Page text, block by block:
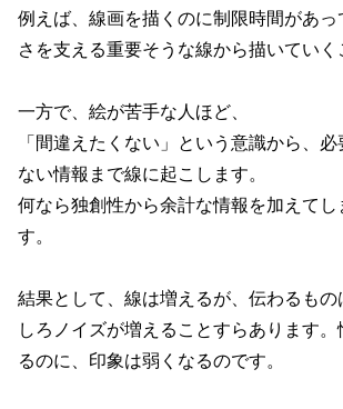
例えば、線画を描くのに制限時間があっ
さを支える重要そうな線から描いていく
一方で、絵が苦手な人ほど、
「間違えたくない」という意識から、
ない情報まで線に起こします。
何なら独創性から余計な情報を加えてし
す。
結果として、線は増えるが、伝わるも
しろノイズが増えることすらあります
るのに、印象は弱くなるのです。